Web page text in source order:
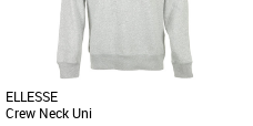
sacrifier le confort. Coupe [...]
ELLESSE
Crew Neck Uni